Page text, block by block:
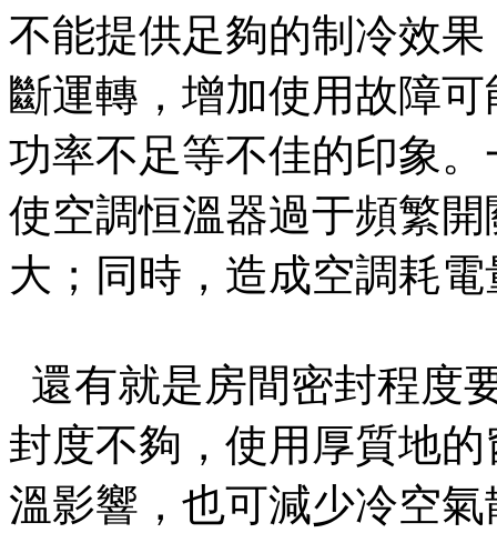
不能提供足夠的制冷效果
斷運轉，增加使用故障
功率不足等不佳的印象。
使空調恒溫器過于頻繁開
大；同時，造成空調耗電
還有就是房間密封程度
封度不夠，使用厚質地
溫影響，也可減少冷空